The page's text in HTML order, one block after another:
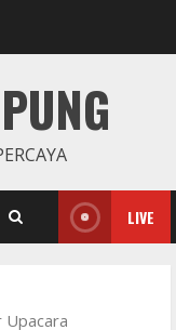
LIVE
Upacara